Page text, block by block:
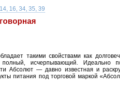
16, 34, 35, 39
такими свойствами как
полный, исчерпывающий. Идеально
Абсолют — давно известная и
питания под торговой маркой